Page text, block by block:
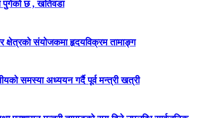
पुगेको छ , खतिवडा
क्षेत्रको संयोजकमा हृदयविक्रम तामाङ्ग
समस्या अध्ययन गर्दै पूर्व मन्त्री खत्री